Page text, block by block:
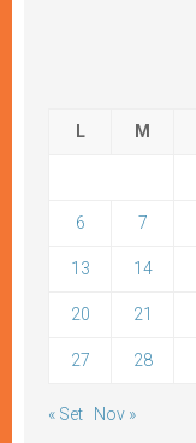
L M
6 7
13 14
20 21
27 28
« Set Nov »